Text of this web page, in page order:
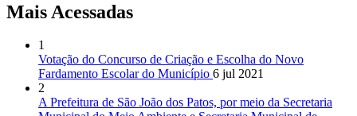
Mais Acessadas
1
Votação do Concurso de Criação e Escolha do Novo
Fardamento Escolar do Município 6 jul 2021
2
A Prefeitura de São João dos Patos, por meio da Secretaria